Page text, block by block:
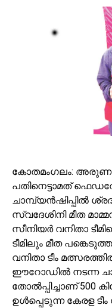
കോതമംഗലം:
പതിനെട്ടാമത്
ചാമ്പ്യന്‍ഷിപ്പില്‍
സ്വദേശിനി മീത
സീനിയര്‍ വനിതാ
ടീമിലും മീത
വനിതാ ടീം
ഈറോഡില്‍ നടന്ന
തോല്‍പ്പിച്ചാണ് 500
ഉള്‍പ്പെടുന്ന കേരള